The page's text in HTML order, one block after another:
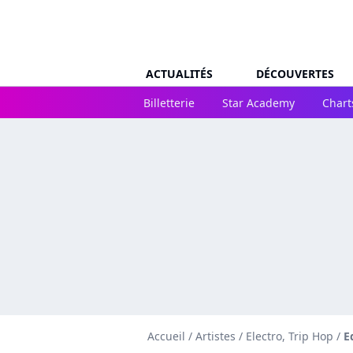
ACTUALITÉS
DÉCOUVERTES
Billetterie
Star Academy
Accueil / Artistes / Electro, Trip Hop /